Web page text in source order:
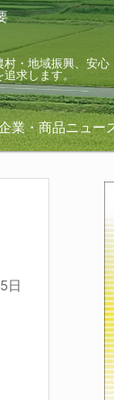
・地域振興、安心
求します。
業・商品ニュー
日